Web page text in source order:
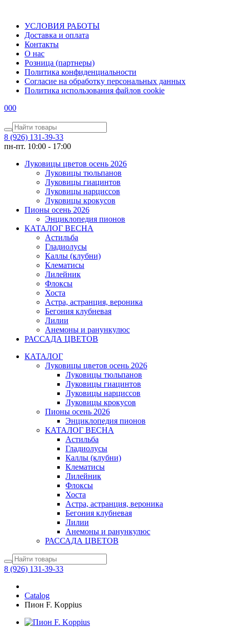
УСЛОВИЯ РАБОТЫ
Доставка и оплата
Контакты
О наc
Розница (партнеры)
Политика конфиденциальности
Согласие на обработку персональных данных
Политика использования файлов сookie
000
8 (926) 131-39-33
пн-пт. 10:00 - 17:00
Луковицы цветов осень 2026
Луковицы тюльпанов
Луковицы гиацинтов
Луковицы нарциссов
Луковицы крокусов
Пионы осень 2026
Энциклопедия пионов
КАТАЛОГ ВЕСНА
Астильба
Гладиолусы
Каллы (клубни)
Клематисы
Лилейник
Флоксы
Хоста
Астра, астранция, вероника
Бегония клубневая
Лилии
Анемоны и ранункулюс
РАССАДА ЦВЕТОВ
КАТАЛОГ
Луковицы цветов осень 2026
Луковицы тюльпанов
Луковицы гиацинтов
Луковицы нарциссов
Луковицы крокусов
Пионы осень 2026
Энциклопедия пионов
КАТАЛОГ ВЕСНА
Астильба
Гладиолусы
Каллы (клубни)
Клематисы
Лилейник
Флоксы
Хоста
Астра, астранция, вероника
Бегония клубневая
Лилии
Анемоны и ранункулюс
РАССАДА ЦВЕТОВ
8 (926) 131-39-33
Catalog
Пион F. Koppius